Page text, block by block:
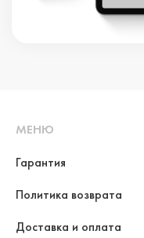
МЕНЮ
Гарантия
Политика возврата
Доставка и оплата